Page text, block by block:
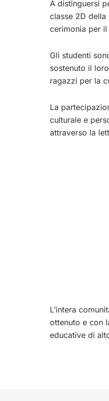
A distinguersi
classe 2D della
cerimonia per
Gli studenti
sostenuto il
ragazzi per la
La
culturale e
attraverso la
L’intera
ottenuto e con
educative di